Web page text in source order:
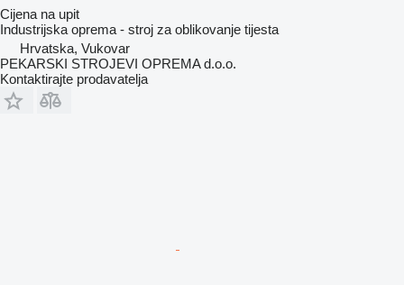
Cijena na upit
Industrijska oprema - stroj za oblikovanje tijesta
Hrvatska, Vukovar
PEKARSKI STROJEVI OPREMA d.o.o.
Kontaktirajte prodavatelja